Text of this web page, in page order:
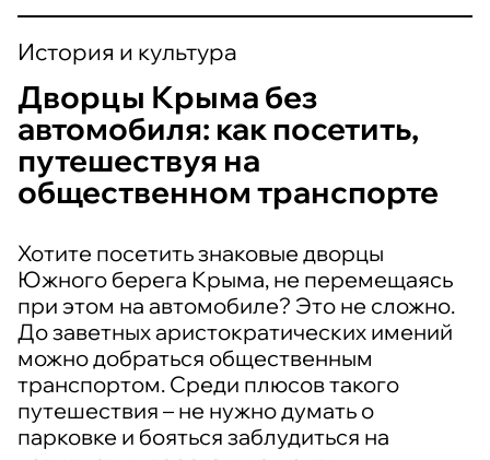
История и культура
Дворцы Крыма без
автомобиля: как посетить,
путешествуя на
общественном транспорте
Хотите посетить знаковые дворцы
Южного берега Крыма, не перемещаясь
при этом на автомобиле? Это не сложно.
До заветных аристократических имений
можно добраться общественным
транспортом. Среди плюсов такого
путешествия – не нужно думать о
парковке и бояться заблудиться на